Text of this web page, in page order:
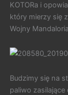
KOTORa i
który mierzy się
Wojny
Budzimy się na
paliwo